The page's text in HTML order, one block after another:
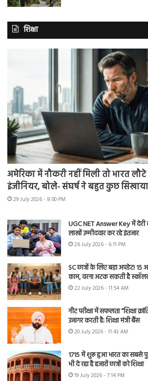
शिक्षा
अमेरिका में नौकरी नहीं मिली तो भारत
इंजीनियर, बोले- संघर्ष ने बहुत कुछ सिखाया
29 July 2026 - 8:00 PM
UGC NET Answer Key में
लाखों उम्मीदवार कर रहे इंतजार
26 July 2026 - 6:11 PM
SC छात्रों के लिए बड़ा अपडेट!
काम, वरना अटक सकती है
22 July 2026 - 11:54 AM
नीट परीक्षा में सफलता “शिक्षा
उजागर करती है: शिक्षा मंत्री बैंस
20 July 2026 - 11:43 AM
1715 में शुरू हुआ भारत का सबसे
भी दे रहा है हजारों छात्रों को शिक्षा
19 July 2026 - 7:14 PM